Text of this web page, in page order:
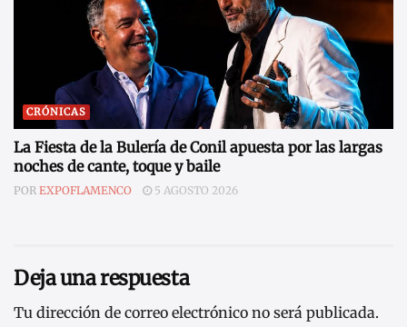
CRÓNICAS
La Fiesta de la Bulería de Conil apuesta por las largas
noches de cante, toque y baile
POR EXPOFLAMENCO 5 AGOSTO 2026
Deja una respuesta
Tu dirección de correo electrónico no será publicada.